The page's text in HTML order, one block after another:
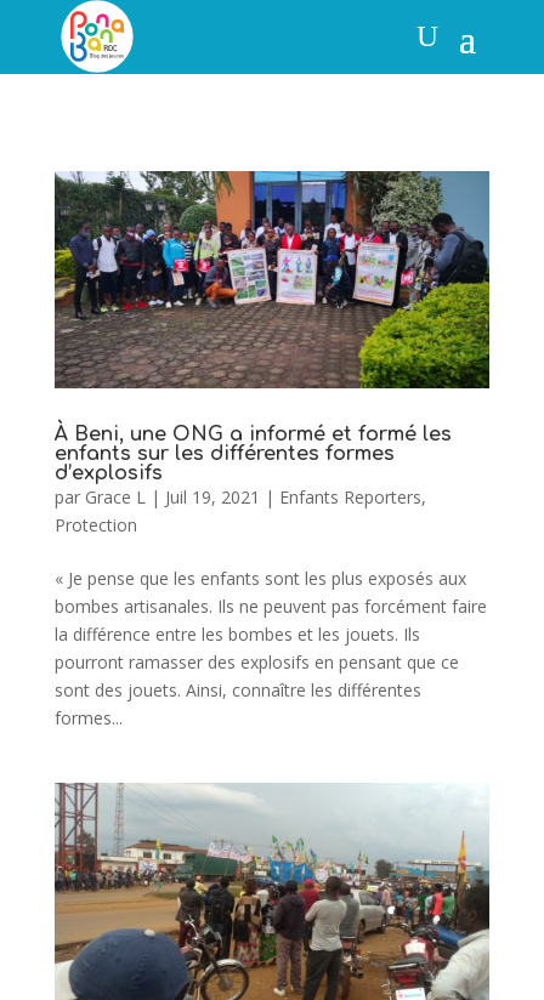
À Beni, une ONG a informé et formé les
enfants sur les différentes formes
d’explosifs
par Grace L| Juil 19, 2021 | Enfants Reporters,
Protection
« Je pense que les enfants sont les plus exposés aux
bombes artisanales. Ils ne peuvent pas forcément faire
la différence entre les bombes et les jouets. Ils
pourront ramasser des explosifs en pensant que ce
sont des jouets. Ainsi, connaître les différentes
formes...